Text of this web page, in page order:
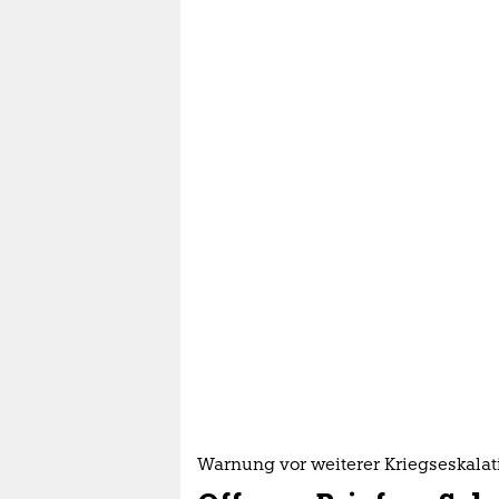
Warnung vor weiterer